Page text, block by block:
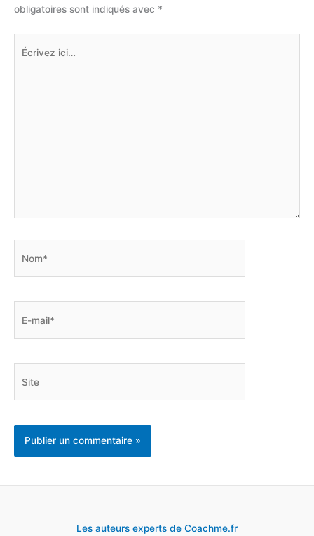
obligatoires sont indiqués avec *
Les auteurs experts de Coachme.fr